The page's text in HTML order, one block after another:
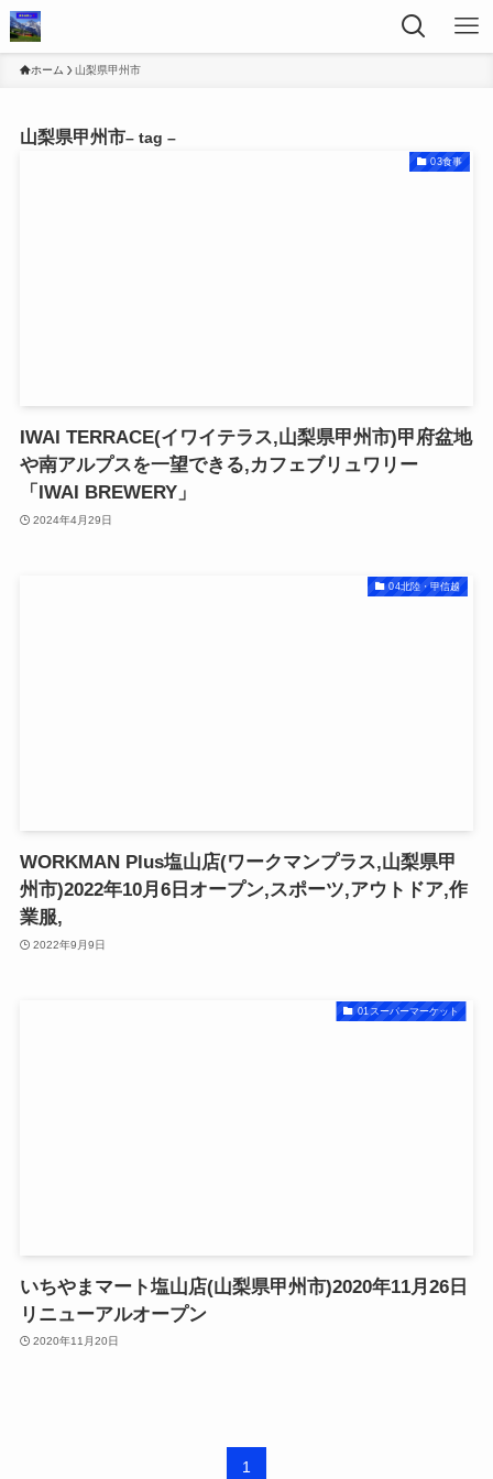
ホーム 山梨県甲州市
山梨県甲州市– tag –
03食事
IWAI TERRACE(イワイテラス,山梨県甲州市)甲府盆地
や南アルプスを一望できる,カフェブリュワリー
「IWAI BREWERY」
2024年4月29日
04北陸・甲信越
WORKMAN Plus塩山店(ワークマンプラス,山梨県甲
州市)2022年10月6日オープン,スポーツ,アウトドア,作
業服,
2022年9月9日
01スーパーマーケット
いちやまマート塩山店(山梨県甲州市)2020年11月26日
リニューアルオープン
2020年11月20日
1